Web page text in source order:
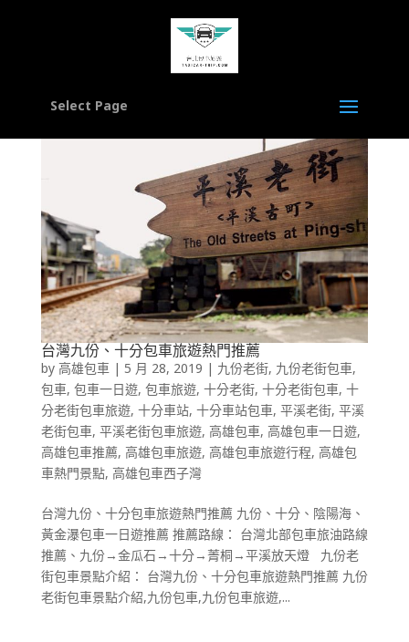
Select Page
台灣九份、十分包車旅遊熱門推薦
by 高雄包車| 5 月 28, 2019 | 九份老街, 九份老街包車,
包車, 包車一日遊, 包車旅遊, 十分老街, 十分老街包車, 十
分老街包車旅遊, 十分車站, 十分車站包車, 平溪老街, 平溪
老街包車, 平溪老街包車旅遊, 高雄包車, 高雄包車一日遊,
高雄包車推薦, 高雄包車旅遊, 高雄包車旅遊行程, 高雄包
車熱門景點, 高雄包車西子灣
台灣九份、十分包車旅遊熱門推薦 九份、十分、陰陽海、
黃金瀑包車一日遊推薦 推薦路線： 台灣北部包車旅油路線
推薦、九份→金瓜石→十分→菁桐→平溪放天燈 九份老
街包車景點介紹： 台灣九份、十分包車旅遊熱門推薦 九份
老街包車景點介紹,九份包車,九份包車旅遊,...